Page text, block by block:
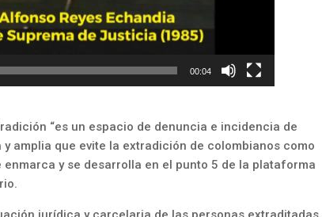
00:04
“es un espacio de denuncia e incidencia de
amplia que evite la extradición de colombianos como
y se desarrolla en el punto 5 de la plataforma